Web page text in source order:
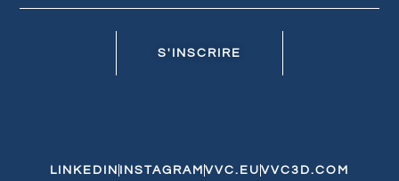
S'INSCRIRE
LINKEDIN INSTAGRAM VVC.EU VVC3D.COM